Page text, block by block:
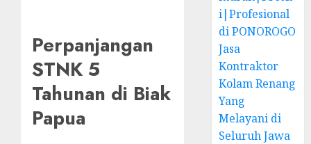
Perpanjangan
STNK 5
Tahunan di Biak
Papua
i|Profesional
di PONOROGO
Jasa
Kontraktor
Kolam Renang
Yang
Melayani di
Seluruh Jawa